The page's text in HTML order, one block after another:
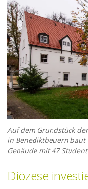
Über uns
Aktuelles
Bauen
Referenzen
Entwickeln
Referenzen
Verwalten
Mieten
Auf dem Grundstück
in Benediktbeuern baut
Gebäude mit 47
Diözese